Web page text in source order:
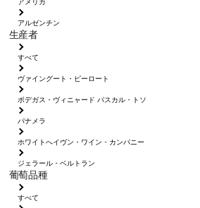
アメリカ
アルゼンチン
生産者
すべて
ヴァイングート・ピーロート
ボデガス・ヴィニャード パスカル・トソ
パナメラ
ホワイトへイヴン・ワイン・カンパニー
ジェラール・ベルトラン
葡萄品種
すべて